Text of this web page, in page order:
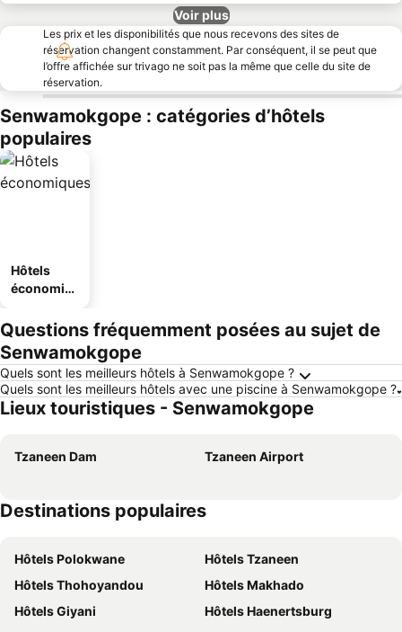
Voir plus
Les prix et les disponibilités que nous recevons des sites de
réservation changent constamment. Par conséquent, il se peut que
l’offre affichée sur trivago ne soit pas la même que celle du site de
réservation.
Senwamokgope : catégories d’hôtels
populaires
Hôtels
économiq
Questions fréquemment posées au sujet de
Senwamokgope
Quels sont les meilleurs hôtels à Senwamokgope ?
Quels sont les meilleurs hôtels avec une piscine à Senwamokgope ?
Lieux touristiques - Senwamokgope
Tzaneen Dam Tzaneen Airport
Destinations populaires
Hôtels Polokwane
Hôtels Tzaneen
Hôtels Thohoyandou
Hôtels Makhado
Hôtels Giyani
Hôtels Haenertsburg